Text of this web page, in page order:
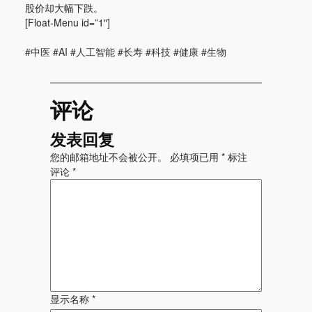
股价却大幅下跌。
[Float-Menu id=”1″]
#中医 #AI #人工智能 #长寿 #科技 #健康 #生物
评论
发表回复
您的邮箱地址不会被公开。 必填项已用 *标注
评论 *
显示名称 *